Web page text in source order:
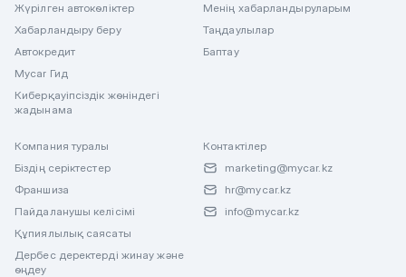
Жүрілген автокөліктер
Хабарландыру беру
Автокредит
Mycar Гид
Киберқауіпсіздік жөніндегі
жадынама
Менің хабарландыруларым
Таңдаулылар
Баптау
Компания туралы
Біздің серіктестер
Франшиза
Пайдаланушы келісімі
Құпиялылық саясаты
Дербес деректерді жинау және
өңдеу
Контактілер
marketing@mycar.kz
hr@mycar.kz
info@mycar.kz